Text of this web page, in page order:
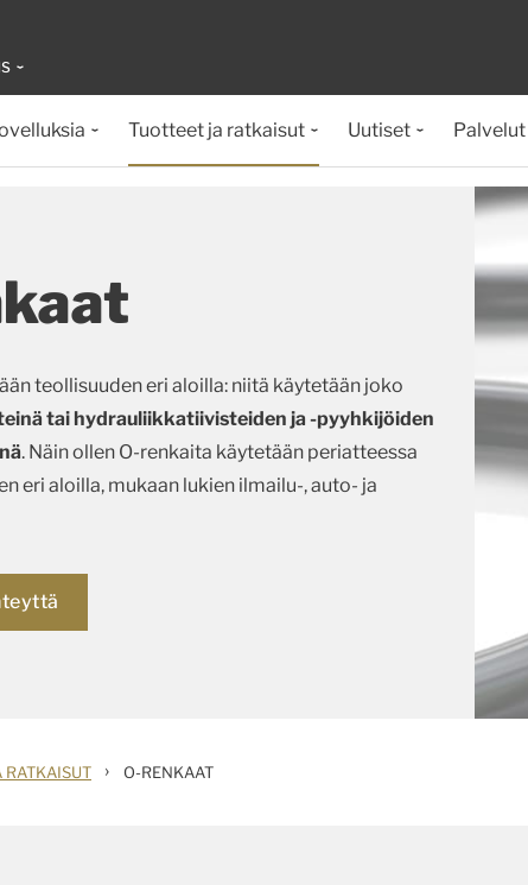
Tuotteet ja ratkaisut Uutiset Palvelut
teollisuuden eri aloilla: niitä käytetään joko
tai hydrauliikkatiivisteiden ja -pyyhkijöiden
. Näin ollen O-renkaita käytetään periatteessa
eri aloilla, mukaan lukien ilmailu-, auto- ja
RATKAISUT › O-RENKAAT